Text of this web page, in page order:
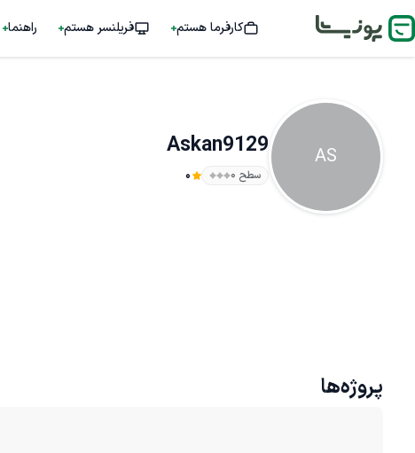
کارفرما هستم فریلنسر هستم راهنما
AS
Askan9129
سطح ۰ 0
پروژه‌ها